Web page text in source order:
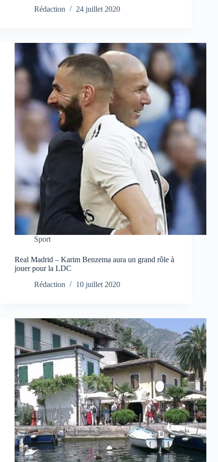
Rédaction
24 juillet 2020
Sport
Real Madrid – Karim Benzema aura un grand rôle à
jouer pour la LDC
Rédaction
10 juillet 2020